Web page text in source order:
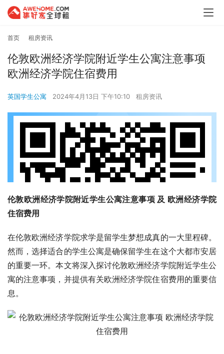
首页 租房资讯
伦敦欧洲经济学院附近学生公寓注意事项
欧洲经济学院住宿费用
英国学生公寓 2024年4月13日 下午10:10 租房资讯
伦敦欧洲经济学院附近学生公寓注意事项 及 欧洲经济学院
住宿费用
在伦敦欧洲经济学院求学是留学生梦想成真的一大里程碑。
然而，选择适合的学生公寓是确保留学生在这个大都市安居
的重要一环。本文将深入探讨伦敦欧洲经济学院附近学生公
寓的注意事项，并提供有关欧洲经济学院住宿费用的重要信
息。